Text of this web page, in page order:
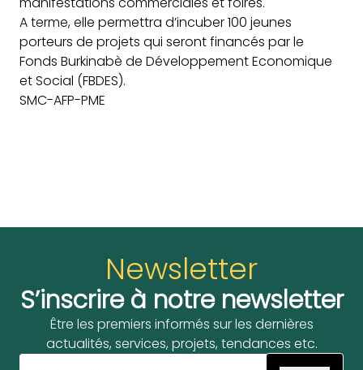
A terme, elle permettra d’incuber 100 jeunes
porteurs de projets qui seront financés par le
Fonds Burkinabè de Développement Economique
et Social (FBDES).
SMC-AFP-PME
Newsletter
S’inscrire à notre newsletter
Être les premiers informés sur les dernières
actualités, services, projets, tendances etc.